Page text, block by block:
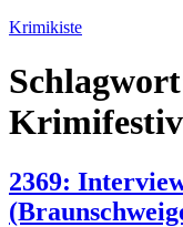
Zum
springen
Krimikiste
2369: